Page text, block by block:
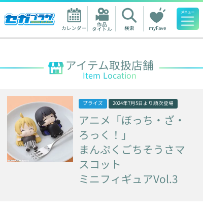
カレンダー 作品
タイトル 検索 myFave
人気ワード
アイテム取扱店舗
Item Location
プライズ 2024年7月5日 より順次登場
アニメ「ぼっち・ざ・
ろっく！」
まんぷくごちそうさマ
スコット
ミニフィギュアVol.3